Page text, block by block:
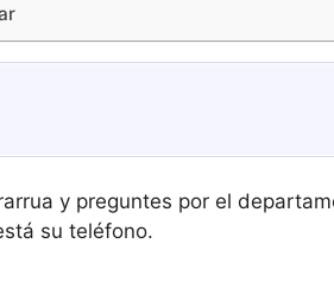
y preguntes por el
su teléfono.